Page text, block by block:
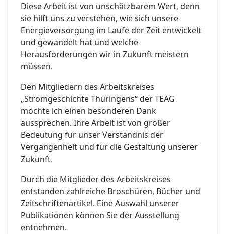
Diese Arbeit ist von unschätzbarem Wert, denn
sie hilft uns zu verstehen, wie sich unsere
Energieversorgung im Laufe der Zeit entwickelt
und gewandelt hat und welche
Herausforderungen wir in Zukunft meistern
müssen.
Den Mitgliedern des Arbeitskreises
„Stromgeschichte Thüringens“ der TEAG
möchte ich einen besonderen Dank
aussprechen. Ihre Arbeit ist von großer
Bedeutung für unser Verständnis der
Vergangenheit und für die Gestaltung unserer
Zukunft.
Durch die Mitglieder des Arbeitskreises
entstanden zahlreiche Broschüren, Bücher und
Zeitschriftenartikel. Eine Auswahl unserer
Publikationen können Sie der Ausstellung
entnehmen.